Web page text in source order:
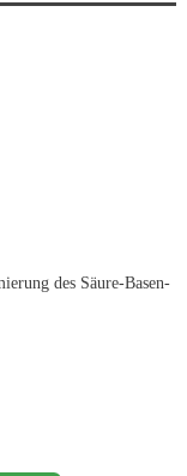
des Säure-Basen-